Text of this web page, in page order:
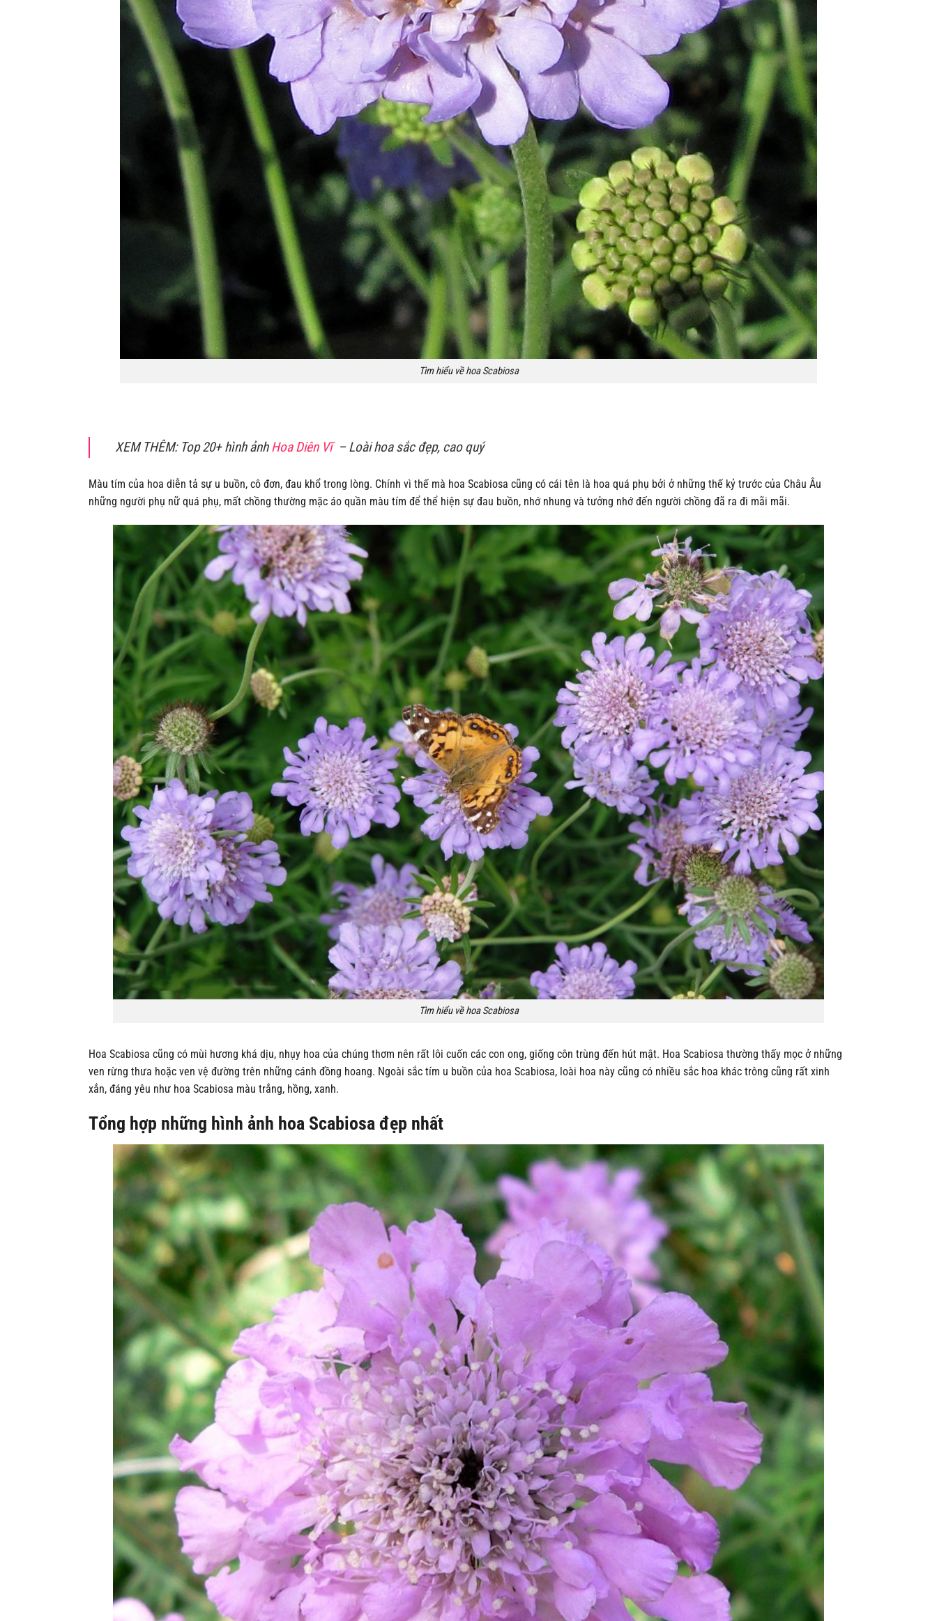
Tìm hiểu về hoa Scabiosa
XEM THÊM: Top 20+ hình ảnhHoa Diên Vĩ– Loài hoa sắc đẹp, cao quý
Màu tím của hoa diễn tả sự u buồn, cô đơn, đau khổ trong lòng. Chính vì thế mà hoa Scabiosa cũng có cái tên là hoa quá phụ bởi ở những thế kỷ trước của Châu Âu
những người phụ nữ quá phụ, mất chồng thường mặc áo quần màu tím để thể hiện sự đau buồn, nhớ nhung và tưởng nhớ đến người chồng đã ra đi mãi mãi.
Tìm hiểu về hoa Scabiosa
Hoa Scabiosa cũng có mùi hương khá dịu, nhụy hoa của chúng thơm nên rất lôi cuốn các con ong, giống côn trùng đến hút mật. Hoa Scabiosa thường thấy mọc ở những
ven rừng thưa hoặc ven vệ đường trên những cánh đồng hoang. Ngoài sắc tím u buồn của hoa Scabiosa, loài hoa này cũng có nhiều sắc hoa khác trông cũng rất xinh
xắn, đáng yêu như hoa Scabiosa màu trắng, hồng, xanh.
Tổng hợp những hình ảnh hoa Scabiosa đẹp nhất